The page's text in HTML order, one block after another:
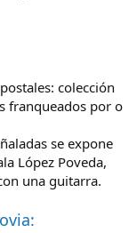
colección
franqueados por o
se expone
López Poveda,
una guitarra.